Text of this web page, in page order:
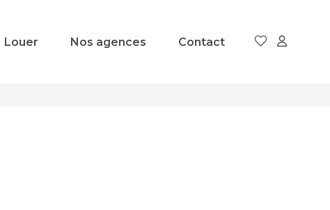
Louer Nos agences Contact